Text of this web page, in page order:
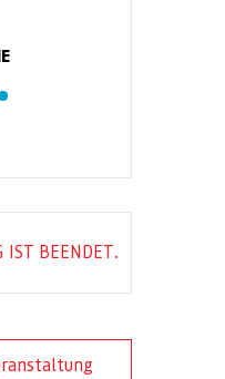
IST BEENDET.